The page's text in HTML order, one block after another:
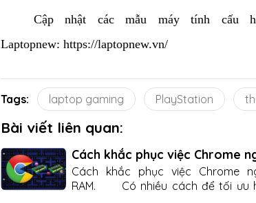
Cập nhật các mẫu máy tính
Laptopnew: https://laptopnew.vn/
Tags: laptop gaming PlayStation
Bài viết liên quan:
Cách khắc phục việc Chrome
RAM Trên Máy Tính Xách Tay
Cách khắc phục việc Chrome
RAM. Có nhiều cách để tối ưu